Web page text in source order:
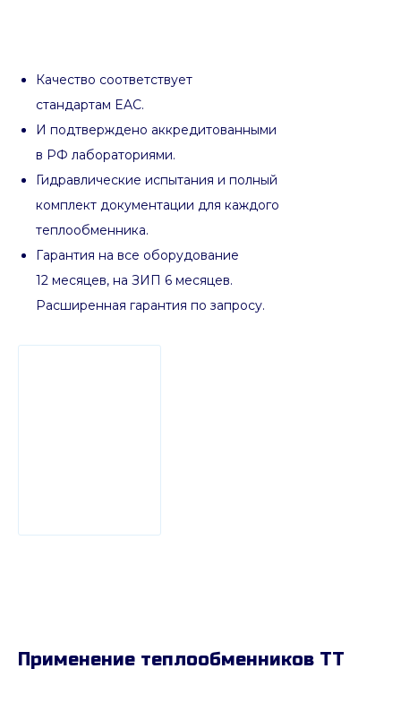
Качество соответствует
стандартам EAC.
И подтверждено аккредитованными
в РФ лабораториями.
Гидравлические испытания и полный
комплект документации для каждого
теплообменника.
Гарантия на все оборудование
12 месяцев, на ЗИП 6 месяцев.
Расширенная гарантия по запросу.
Применение теплообменников ТТ